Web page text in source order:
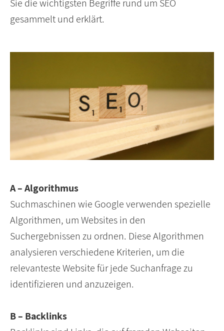
Sie die wichtigsten Begriffe rund um SEO
gesammelt und erklärt.
A – Algorithmus
Suchmaschinen wie Google verwenden spezielle
Algorithmen, um Websites in den
Suchergebnissen zu ordnen. Diese Algorithmen
analysieren verschiedene Kriterien, um die
relevanteste Website für jede Suchanfrage zu
identifizieren und anzuzeigen.
B – Backlinks